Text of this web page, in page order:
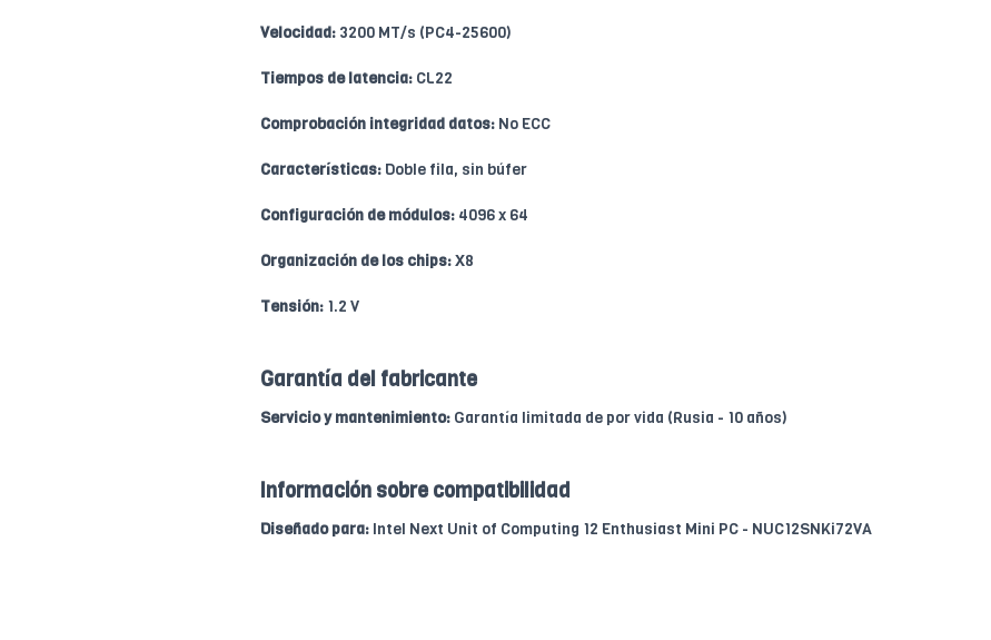
Velocidad: 3200 MT/s (PC4-25600)
Tiempos de latencia: CL22
Comprobación integridad datos: No ECC
Características: Doble fila, sin búfer
Configuración de módulos: 4096 x 64
Organización de los chips:X8
Tensión: 1.2 V
Garantía del fabricante
Servicio y mantenimiento: Garantía limitada de por vida (Rusia - 10 años)
Información sobre compatibilidad
Diseñado para: Intel Next Unit of Computing 12 Enthusiast Mini PC - NUC12SNKi72VA